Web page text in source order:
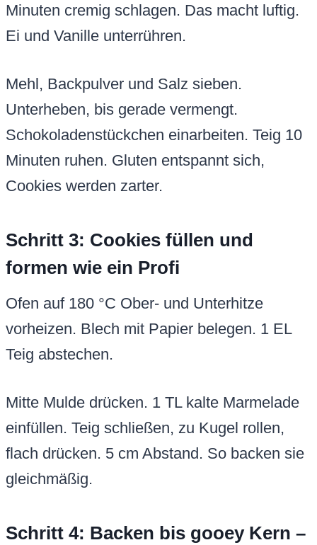
Minuten cremig schlagen. Das macht luftig.
Ei und Vanille unterrühren.
Mehl, Backpulver und Salz sieben.
Unterheben, bis gerade vermengt.
Schokoladenstückchen einarbeiten. Teig 10
Minuten ruhen. Gluten entspannt sich,
Cookies werden zarter.
Schritt 3: Cookies füllen und
formen wie ein Profi
Ofen auf 180 °C Ober- und Unterhitze
vorheizen. Blech mit Papier belegen. 1 EL
Teig abstechen.
Mitte Mulde drücken. 1 TL kalte Marmelade
einfüllen. Teig schließen, zu Kugel rollen,
flach drücken. 5 cm Abstand. So backen sie
gleichmäßig.
Schritt 4: Backen bis gooey Kern –